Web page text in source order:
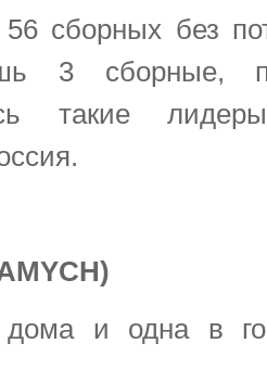
сборных без
3 сборные,
такие
и одна в